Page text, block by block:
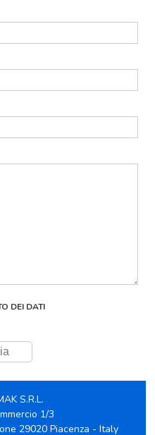
DEI DATI
S.R.L.
1/3
29020 Piacenza - Italy